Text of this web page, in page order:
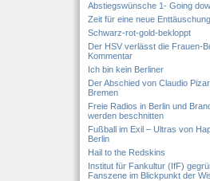
Abstiegswünsche 1- Going
Zeit für eine neue Enttäuschung
Schwarz-rot-gold-bekloppt
Der HSV verlässt die Frauen-
Kommentar
Ich bin kein Berliner
Der Abschied von Claudio
Bremen
Freie Radios in Berlin und
werden beschnitten
Fußball im Exil – Ultras von
Berlin
Hail to the Redskins
Institut für Fankultur (IfF)
Fanszene im Blickpunkt der